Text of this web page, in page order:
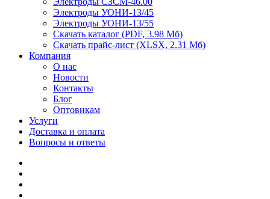
Электроды УОНИ-13/45
Электроды УОНИ-13/55
Скачать каталог (PDF, 3.98 Мб)
Скачать прайс-лист (XLSX, 2.31 Мб)
Компания
О нас
Новости
Контакты
Блог
Оптовикам
Услуги
Доставка и оплата
Вопросы и ответы